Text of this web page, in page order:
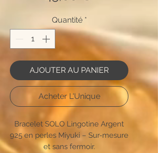
Quantité *
AJOUTER AU PANIER
Acheter L'Unique
Bracelet SOLO Lingotine Argent
925 en perles Miyuki – Sur-mesure
et sans fermoir.